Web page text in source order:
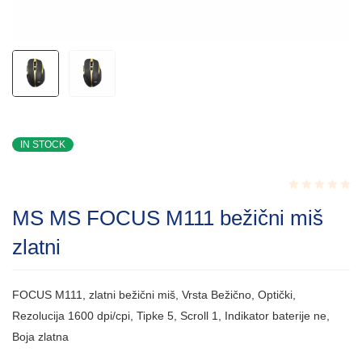
IN STOCK
0.001
MS MS FOCUS M111 bežični miš
zlatni
FOCUS M111, zlatni bežični miš, Vrsta Bežično, Optički,
Rezolucija 1600 dpi/cpi, Tipke 5, Scroll 1, Indikator baterije ne,
Boja zlatna